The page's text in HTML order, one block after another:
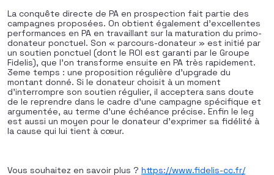
La conquête directe de PA en prospection fait partie des
campagnes proposées. On obtient également d’excellentes
performances en PA en travaillant sur la maturation du primo-
donateur ponctuel. Son « parcours-donateur » est initié par
un soutien ponctuel (dont le ROI est garanti par le Groupe
Fidelis), que l’on transforme ensuite en PA très rapidement.
3eme temps : une proposition régulière d’upgrade du
montant donné. Si le donateur choisit à un moment
d’interrompre son soutien régulier, il acceptera sans doute
de le reprendre dans le cadre d’une campagne spécifique et
argumentée, au terme d’une échéance précise. Enfin le leg
est aussi un moyen pour le donateur d’exprimer sa fidélité à
la cause qui lui tient à cœur.
Vous souhaitez en savoir plus ? https://www.fidelis-cc.fr/